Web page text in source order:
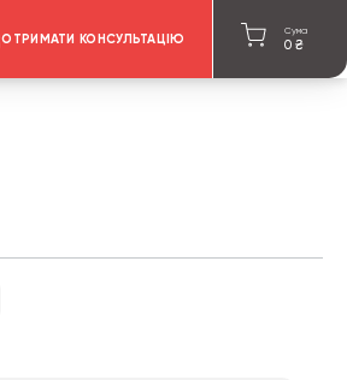
ОТРИМАТИ КОНСУЛЬТАЦІЮ
Сума
0 ₴